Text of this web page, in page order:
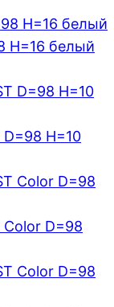
H=16 белый
H=10
Color D=98